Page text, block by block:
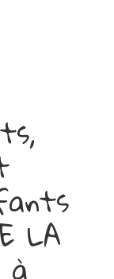
LA